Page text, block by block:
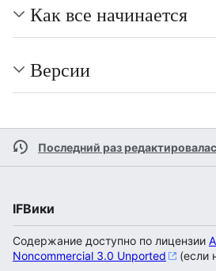
Как все начинается
Версии
Последний раз
IFВики
Содержание доступно по лицензии
Noncommercial 3.0 Unported
(если